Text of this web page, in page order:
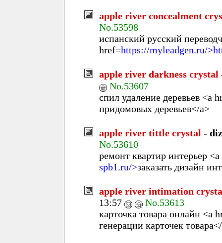
apple river concealment
No.53598
испанский русский
href=https://myleadgen.ru/
apple river darkness crystal
No.53607
спил удаление деревьев <a
придомовых деревьев</a>
apple river tittle crystal -
No.53610
ремонт квартир интерьер
spb1.ru/>заказать дизайн
apple river intimation
13:57
No.53613
карточка товара онлайн <a
генерации карточек